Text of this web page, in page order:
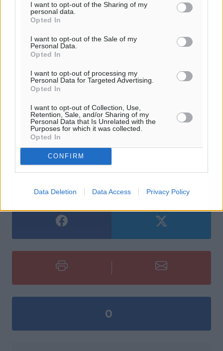
I want to opt-out of the Sharing of my
personal data.
Opted In
I want to opt-out of the Sale of my
Personal Data.
Opted In
I want to opt-out of processing my
Personal Data for Targeted Advertising.
Opted In
I want to opt-out of Collection, Use,
Retention, Sale, and/or Sharing of my
Personal Data that Is Unrelated with the
Purposes for which it was collected.
Opted In
CONFIRM
Data Deletion Data Access Privacy Policy
απλώς ετοιμαζόμαστε για την ειρήνη», καταλήγει.
Πηγή: kathimerini.gr
#Κάρπαθος #Patriot #Ασφάλεια
Δείτε περισσότερα άρθρα μας στα αποτελέσματα αναζήτησης
0